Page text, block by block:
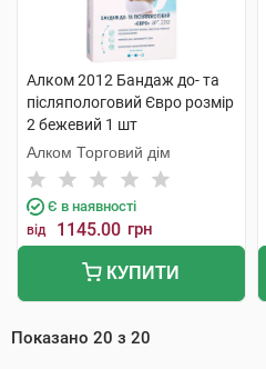
Алком 2012 Бандаж до- та
післяпологовий Євро розмір
2 бежевий 1 шт
Алком Торговий дім
Є в наявності
від 1145.00 грн
КУПИТИ
Показано 20 з 20